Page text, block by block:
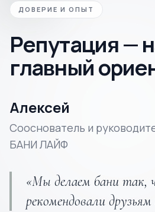
ДОВЕРИЕ И ОПЫТ
Репутация —
главный
Алексей
Сооснователь и
БАНИ ЛАЙФ
«Мы делаем бани так,
рекомендовали друзьям